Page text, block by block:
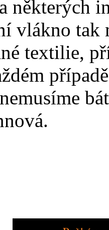
některých
vlákno tak
textilie,